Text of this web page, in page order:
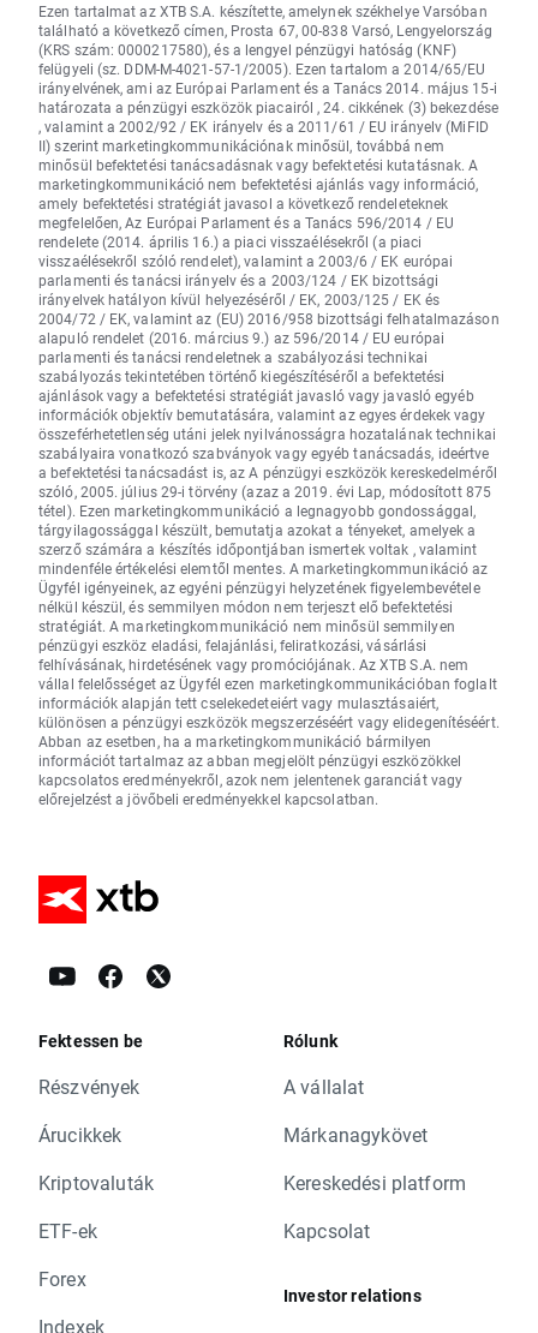
Ezen tartalmat az XTB S.A. készítette, amelynek székhelye Varsóban
található a következő címen, Prosta 67, 00-838 Varsó, Lengyelország
(KRS szám: 0000217580), és a lengyel pénzügyi hatóság (KNF)
felügyeli (sz. DDM-M-4021-57-1/2005). Ezen tartalom a 2014/65/EU
irányelvének, ami az Európai Parlament és a Tanács 2014. május 15-i
határozata a pénzügyi eszközök piacairól , 24. cikkének (3) bekezdése
, valamint a 2002/92 / EK irányelv és a 2011/61 / EU irányelv (MiFID
II) szerint marketingkommunikációnak minősül, továbbá nem
minősül befektetési tanácsadásnak vagy befektetési kutatásnak. A
marketingkommunikáció nem befektetési ajánlás vagy információ,
amely befektetési stratégiát javasol a következő rendeleteknek
megfelelően, Az Európai Parlament és a Tanács 596/2014 / EU
rendelete (2014. április 16.) a piaci visszaélésekről (a piaci
visszaélésekről szóló rendelet), valamint a 2003/6 / EK európai
parlamenti és tanácsi irányelv és a 2003/124 / EK bizottsági
irányelvek hatályon kívül helyezéséről / EK, 2003/125 / EK és
2004/72 / EK, valamint az (EU) 2016/958 bizottsági felhatalmazáson
alapuló rendelet (2016. március 9.) az 596/2014 / EU európai
parlamenti és tanácsi rendeletnek a szabályozási technikai
szabályozás tekintetében történő kiegészítéséről a befektetési
ajánlások vagy a befektetési stratégiát javasló vagy javasló egyéb
információk objektív bemutatására, valamint az egyes érdekek vagy
összeférhetetlenség utáni jelek nyilvánosságra hozatalának technikai
szabályaira vonatkozó szabványok vagy egyéb tanácsadás, ideértve
a befektetési tanácsadást is, az A pénzügyi eszközök kereskedelméről
szóló, 2005. július 29-i törvény (azaz a 2019. évi Lap, módosított 875
tétel). Ezen marketingkommunikáció a legnagyobb gondossággal,
tárgyilagossággal készült, bemutatja azokat a tényeket, amelyek a
szerző számára a készítés időpontjában ismertek voltak , valamint
mindenféle értékelési elemtől mentes. A marketingkommunikáció az
Ügyfél igényeinek, az egyéni pénzügyi helyzetének figyelembevétele
nélkül készül, és semmilyen módon nem terjeszt elő befektetési
stratégiát. A marketingkommunikáció nem minősül semmilyen
pénzügyi eszköz eladási, felajánlási, feliratkozási, vásárlási
felhívásának, hirdetésének vagy promóciójának. Az XTB S.A. nem
vállal felelősséget az Ügyfél ezen marketingkommunikációban foglalt
információk alapján tett cselekedeteiért vagy mulasztásaiért,
különösen a pénzügyi eszközök megszerzéséért vagy elidegenítéséért.
Abban az esetben, ha a marketingkommunikáció bármilyen
információt tartalmaz az abban megjelölt pénzügyi eszközökkel
kapcsolatos eredményekről, azok nem jelentenek garanciát vagy
előrejelzést a jövőbeli eredményekkel kapcsolatban.
Fektessen be
Részvények
Árucikkek
Kriptovaluták
ETF-ek
Forex
Indexek
Rólunk
A vállalat
Márkanagykövet
Kereskedési platform
Kapcsolat
Investor relations